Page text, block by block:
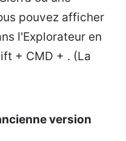
pouvez afficher
l'Explorateur en
+ CMD + . (La
version